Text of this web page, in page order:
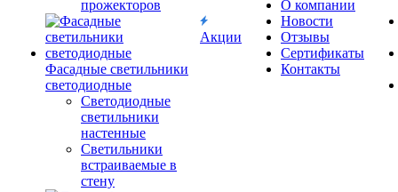
прожекторов
Фасадные светильники
светодиодные
Светодиодные
светильники
настенные
Светильники
встраиваемые в
стену
Акции
О компании
Новости
Отзывы
Сертификаты
Контакты